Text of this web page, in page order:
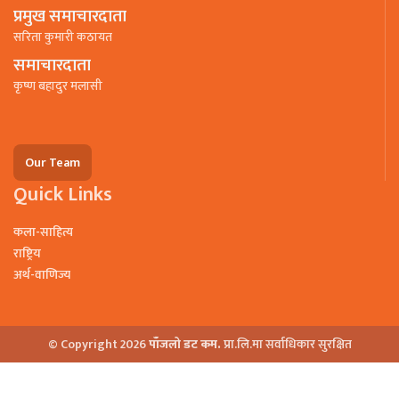
प्रमुख समाचारदाता
सरिता कुमारी कठायत
समाचारदाता
कृष्ण बहादुर मलासी
Our Team
Quick Links
कला-साहित्य
राष्ट्रिय
अर्थ-वाणिज्य
© Copyright 2026पाँजलो डट कम.प्रा.लि.मा सर्वाधिकार सुरक्षित